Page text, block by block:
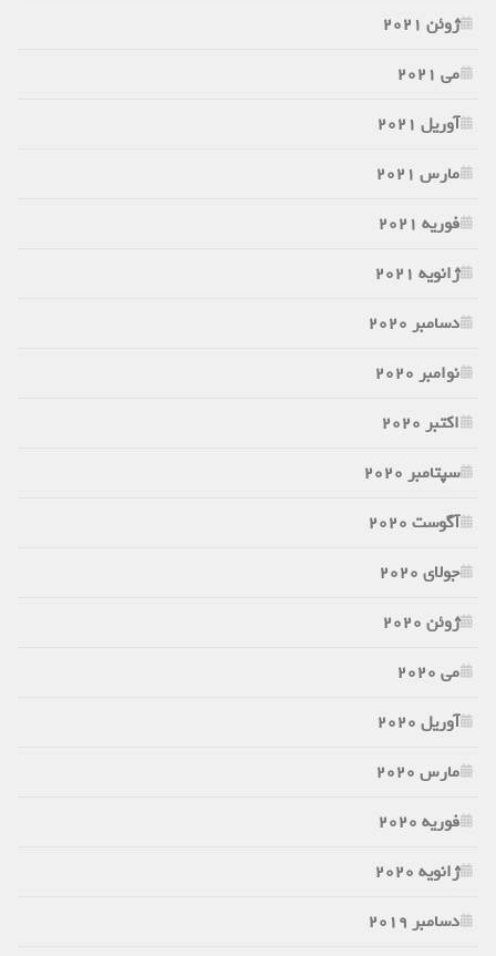
ژوئن 2021
می 2021
آوریل 2021
مارس 2021
فوریه 2021
ژانویه 2021
دسامبر 2020
نوامبر 2020
اکتبر 2020
سپتامبر 2020
آگوست 2020
جولای 2020
ژوئن 2020
می 2020
آوریل 2020
مارس 2020
فوریه 2020
ژانویه 2020
دسامبر 2019